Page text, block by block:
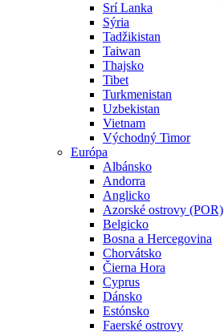
Srí Lanka
Sýria
Tadžikistan
Taiwan
Thajsko
Tibet
Turkmenistan
Uzbekistan
Vietnam
Východný Timor
Európa
Albánsko
Andorra
Anglicko
Azorské ostrovy (POR)
Belgicko
Bosna a Hercegovina
Chorvátsko
Čierna Hora
Cyprus
Dánsko
Estónsko
Faerské ostrovy